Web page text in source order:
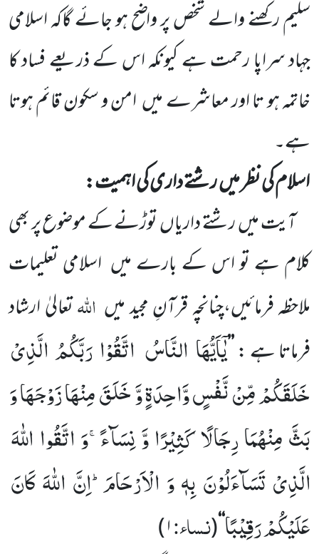
سلیم رکھنے والے شخص پر واضح ہو جائے گاکہ اسلامی
جہاد سراپا رحمت ہے کیونکہ اس کے ذریعے فساد کا
خاتمہ ہو تا اور معاشرے میںامن و سکون قائم ہوتا
ہے۔
اسلام کی نظر میںرشتے داری کی اہمیت:
آیت میںرشتے داریاںتوڑنے کے موضوع پر بھی
کلام ہے تو اس کے بارے میں اسلامی تعلیمات
ملاحظہ فرمائیں،چنانچہ قرآنِ مجید میں اللہتعالیٰ ارشاد
فرماتا ہے :’’یٰۤاَیُّهَا النَّاسُ اتَّقُوْا رَبَّكُمُ الَّذِیْ
خَلَقَكُمْ مِّنْ نَّفْسٍ وَّاحِدَةٍ وَّ خَلَقَ مِنْهَا زَوْجَهَا وَ
بَثَّ مِنْهُمَا رِجَالًا كَثِیْرًا وَّ نِسَآءًۚ-وَ اتَّقُوا اللّٰهَ
الَّذِیْ تَسَآءَلُوْنَ بِهٖ وَ الْاَرْحَامَؕ-اِنَّ اللّٰهَ كَانَ
عَلَیْكُمْ رَقِیْبًا‘‘
(نساء:۱)